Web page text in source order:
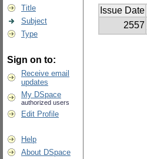
Title
Subject
Type
Sign on to:
Receive email
updates
My DSpace
authorized users
Edit Profile
Help
About DSpace
Issue Date
2557